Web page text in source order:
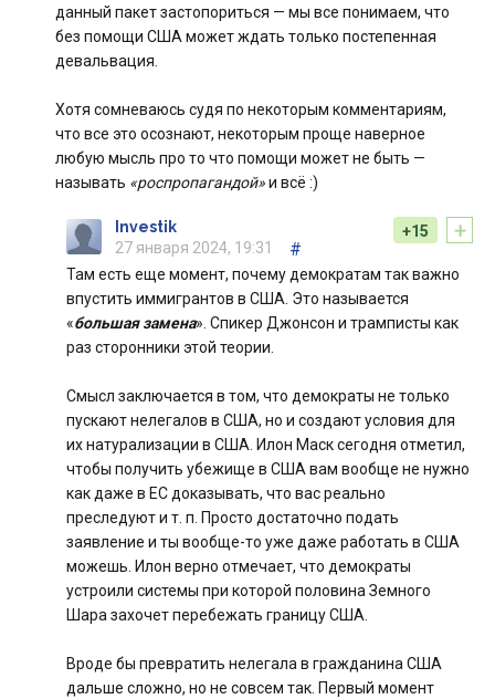
данный пакет застопориться — мы все понимаем, что
без помощи США может ждать только постепенная
девальвация.
Хотя сомневаюсь судя по некоторым комментариям,
что все это осознают, некоторым проще наверное
любую мысль про то что помощи может не быть —
называть «роспропагандой»и всё :)
+
+15
Investik
27 января 2024, 19:31
#
Там есть еще момент, почему демократам так важно
впустить иммигрантов в США. Это называется
«большая замена». Спикер Джонсон и трамписты как
раз сторонники этой теории.
Смысл заключается в том, что демократы не только
пускают нелегалов в США, но и создают условия для
их натурализации в США. Илон Маск сегодня отметил,
чтобы получить убежище в США вам вообще не нужно
как даже в ЕС доказывать, что вас реально
преследуют и т. п. Просто достаточно подать
заявление и ты вообще-то уже даже работать в США
можешь. Илон верно отмечает, что демократы
устроили системы при которой половина Земного
Шара захочет перебежать границу США.
Вроде бы превратить нелегала в гражданина США
дальше сложно, но не совсем так. Первый момент